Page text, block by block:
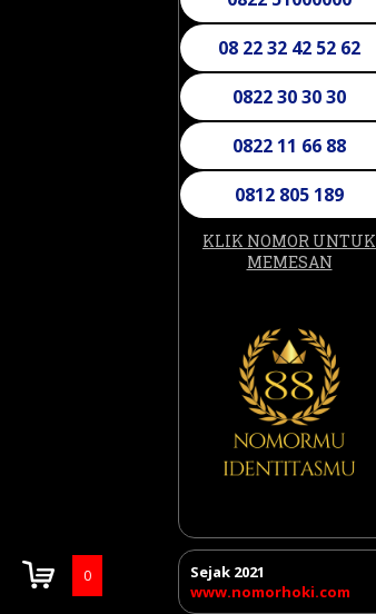
0
08 22 32 42 52 62
0822 30 30 30
0822 11 66 88
0812 805 189
08 2222 2323
08 123 44 555
081 2222 789
081 2300 2300
081 222 8889
08 22 66 22 66
08 22 55 22 55
KLIK NOMOR UNTUK
MEMESAN
Sejak 2021
www.nomorhoki.com